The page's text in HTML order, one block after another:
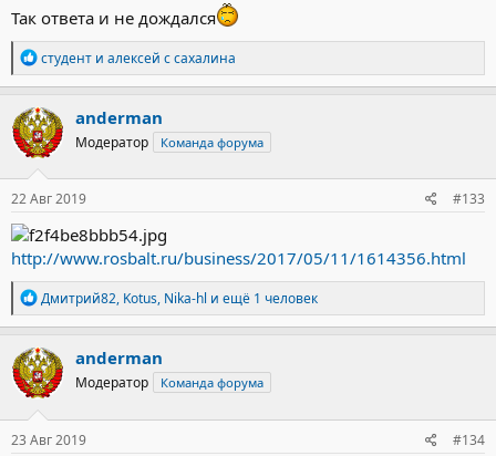
Так ответа и не дождался
Р
е
а
к
ц
и
и
:
студент и алексей с сахалина
anderman
Модератор Команда форума
22 Авг 2019 #133
http://www.rosbalt.ru/business/2017/05/11/1614356.html
Р
е
а
к
ц
и
и
:
Дмитрий82, Kotus, Nika-hl и ещё 1 человек
anderman
Модератор Команда форума
23 Авг 2019 #134